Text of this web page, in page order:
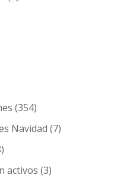
(354)
Navidad (7)
activos (3)